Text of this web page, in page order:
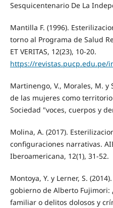
Sesquicentenario De La
Mantilla F. (1996).
torno al Programa de Salud
ET VERITAS, 12(23), 10-20.
https://revistas.pucp.edu.pe/
Martinengo, V., Morales, M. y
de las mujeres como
Sociedad "voces, cuerpos y
Molina, A. (2017).
configuraciones narrativas.
Iberoamericana, 12(1), 31-52.
Montoya, Y. y Lerner, S.
gobierno de Alberto Fujimori:
familiar o delitos dolosos y